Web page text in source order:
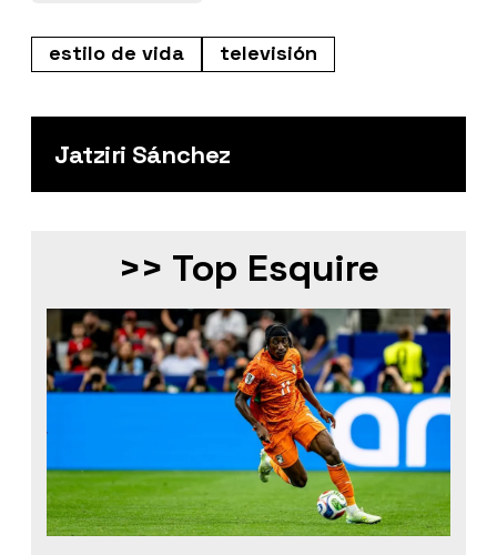
estilo de vida televisión
Jatziri Sánchez
>> Top Esquire